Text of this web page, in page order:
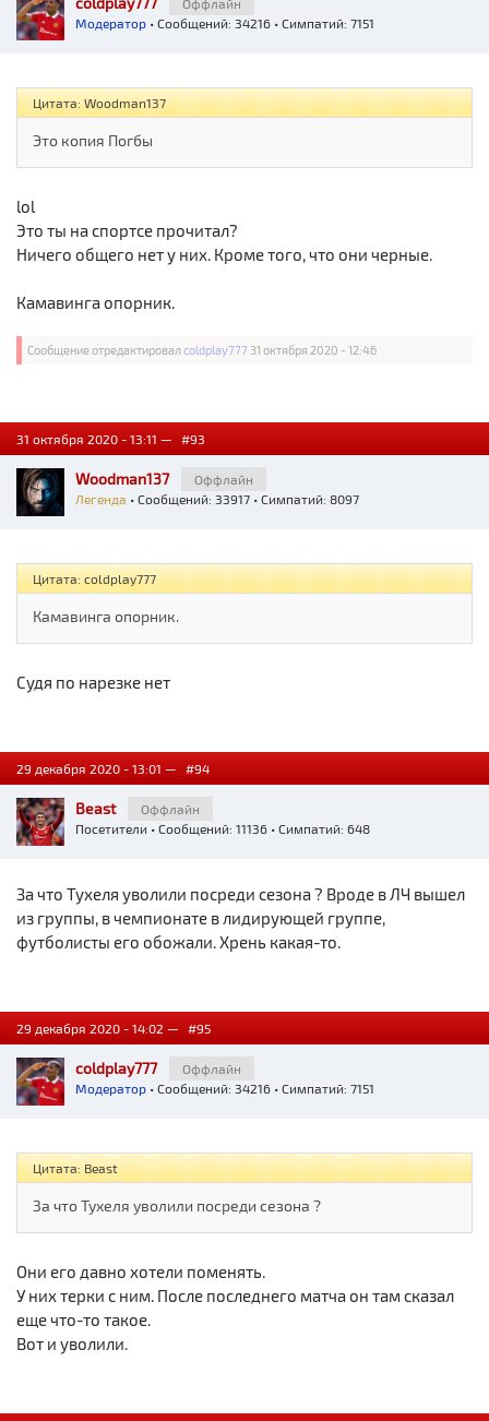
Оффлайн
Модератор • Сообщений: 34216 • Симпатий: 7151
Цитата: Woodman137
Это копия Погбы
lol
Это ты на спортсе прочитал?
Ничего общего нет у них. Кроме того, что они черные.
Камавинга опорник.
Сообщение отредактировалcoldplay777 31 октября 2020 - 12:46
31 октября 2020 - 13:11 — #93
Woodman137
Оффлайн
Легенда • Сообщений: 33917 • Симпатий: 8097
Цитата: coldplay777
Камавинга опорник.
Судя по нарезке нет
29 декабря 2020 - 13:01 — #94
Beast
Оффлайн
Посетители • Сообщений: 11136 • Симпатий: 648
За что Тухеля уволили посреди сезона ? Вроде в ЛЧ вышел
из группы, в чемпионате в лидирующей группе,
футболисты его обожали. Хрень какая-то.
29 декабря 2020 - 14:02 — #95
coldplay777
Оффлайн
Модератор • Сообщений: 34216 • Симпатий: 7151
Цитата: Beast
За что Тухеля уволили посреди сезона ?
Они его давно хотели поменять.
У них терки с ним. После последнего матча он там сказал
еще что-то такое.
Вот и уволили.